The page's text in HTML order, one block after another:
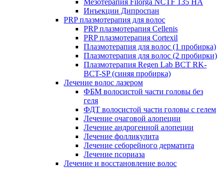
Мезотерапия Filorga NCTF 135 HA
Инъекции Дипроспан
PRP плазмотерапия для волос
PRP плазмотерапия Cellenis
PRP плазмотерапия Cortexil
Плазмотерапия для волос (1 пробирка)
Плазмотерапия для волос (2 пробирки)
Плазмотерапия Regen Lab BCT RK-
BCT-SP (синяя пробирка)
Лечение волос лазером
ФБМ волосистой части головы без
геля
ФДТ волосистой части головы с гелем
Лечение очаговой алопеции
Лечение андрогенной алопеции
Лечение фолликулита
Лечение себорейного дерматита
Лечение псориаза
Лечение и восстановление волос